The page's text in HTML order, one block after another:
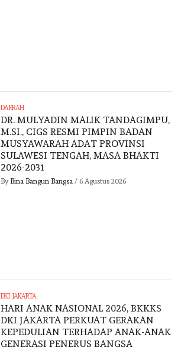
DAERAH
DR. MULYADIN MALIK TANDAGIMPU,
M.SI., CIGS RESMI PIMPIN BADAN
MUSYAWARAH ADAT PROVINSI
SULAWESI TENGAH, MASA BHAKTI
2026-2031
By Bina Bangun Bangsa / 6 Agustus 2026
DKI JAKARTA
HARI ANAK NASIONAL 2026, BKKKS
DKI JAKARTA PERKUAT GERAKAN
KEPEDULIAN TERHADAP ANAK-ANAK
GENERASI PENERUS BANGSA